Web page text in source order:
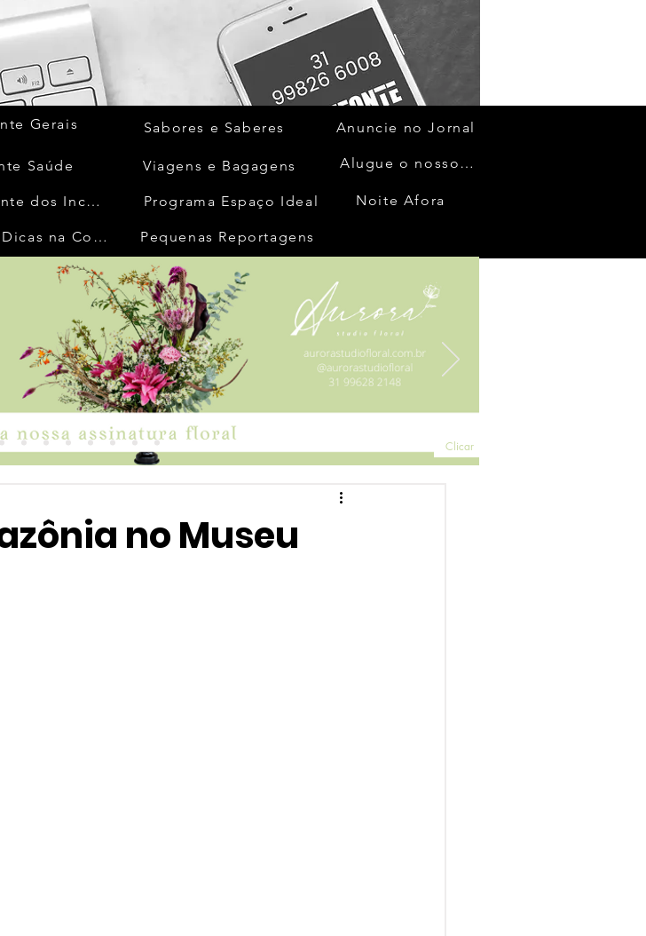
Gerais
Saúde
Horizonte dos Inconfidentes
Minhas Dicas na Cozinha
Sabores e Saberes
Viagens e Bagagens
Programa Espaço Ideal
Anuncie no Jornal
Alugue o nosso espaço
Noite Afora
Pequenas Reportagens
Clicar
no Museu